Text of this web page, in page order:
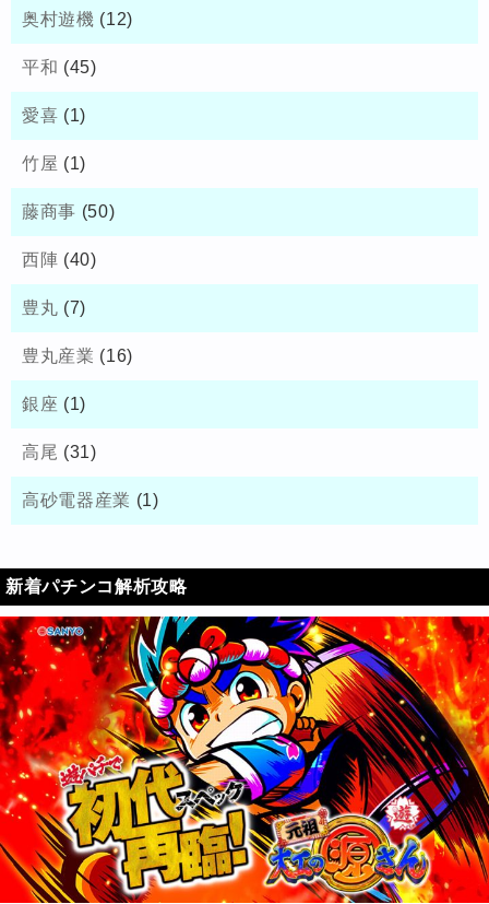
奥村遊機 (12)
平和 (45)
愛喜 (1)
竹屋 (1)
藤商事 (50)
西陣 (40)
豊丸 (7)
豊丸産業 (16)
銀座 (1)
高尾 (31)
高砂電器産業 (1)
新着パチンコ解析攻略